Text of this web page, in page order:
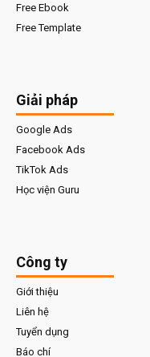
Free Ebook
Free Template
Giải pháp
Google Ads
Facebook Ads
TikTok Ads
Học viện Guru
Công ty
Giới thiệu
Liên hệ
Tuyển dụng
Báo chí